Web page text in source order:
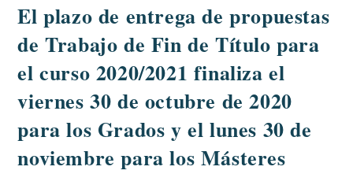
El plazo de entrega de propuestas
de Trabajo de Fin de Título para
el curso 2020/2021 finaliza el
viernes 30 de octubre de 2020
para los Grados y el lunes 30 de
noviembre para los Másteres